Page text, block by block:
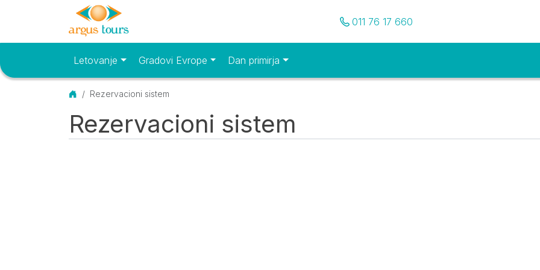
Pozovite nas
011 76 17 660
Osnovni meniLetovanje Gradovi Evrope Dan primirja
Početna
Rezervacioni sistem
Rezervacioni sistem